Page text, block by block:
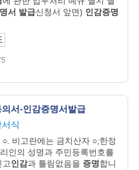
서 발급신청서 앞면) 인감증명
서-인감증명서발급
식
비고란에는 금치산자 ○;한정
인의 성명과 주민등록번호를
고인감과 틀림없음을 증명합니